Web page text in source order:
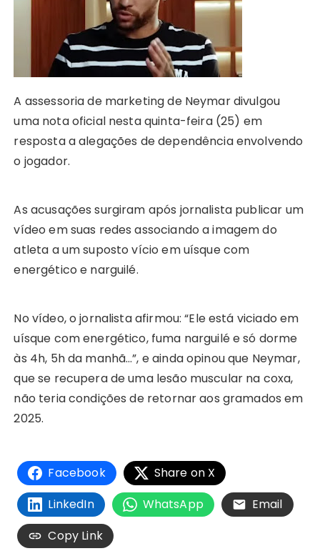
p
o
o
k
e
n
g
Li
n
k
st dI
n
r r
a
m
A assessoria de marketing de Neymar divulgou
uma nota oficial nesta quinta-feira (25) em
resposta a alegações de dependência envolvendo
o jogador.
As acusações surgiram após jornalista publicar um
vídeo em suas redes associando a imagem do
atleta a um suposto vício em uísque com
energético e narguilé.
No vídeo, o jornalista afirmou: “Ele está viciado em
uísque com energético, fuma narguilé e só dorme
às 4h, 5h da manhã…”, e ainda opinou que Neymar,
que se recupera de uma lesão muscular na coxa,
não teria condições de retornar aos gramados em
2025.
Facebook
Share on X
LinkedIn
WhatsApp
Email
Copy Link